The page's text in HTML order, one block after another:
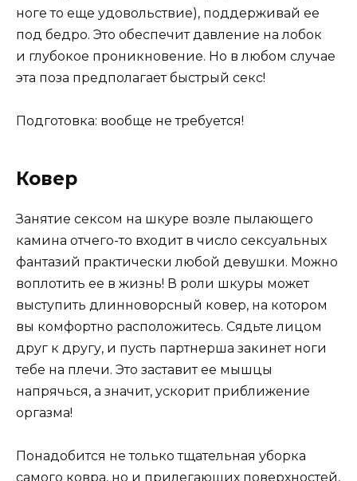
ноге то еще удовольствие), поддерживай ее
под бедро. Это обеспечит давление на лобок
и глубокое проникновение. Но в любом случае
эта поза предполагает быстрый секс!
Подготовка: вообще не требуется!
Ковер
Занятие сексом на шкуре возле пылающего
камина отчего-то входит в число сексуальных
фантазий практически любой девушки. Можно
воплотить ее в жизнь! В роли шкуры может
выступить длинноворсный ковер, на котором
вы комфортно расположитесь. Сядьте лицом
друг к другу, и пусть партнерша закинет ноги
тебе на плечи. Это заставит ее мышцы
напрячься, а значит, ускорит приближение
оргазма!
Понадобится не только тщательная уборка
самого ковра, но и прилегающих поверхностей,